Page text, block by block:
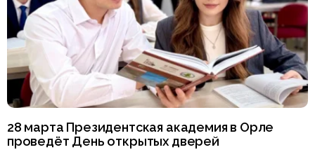
28 марта Президентская академия в Орле
проведёт День открытых дверей